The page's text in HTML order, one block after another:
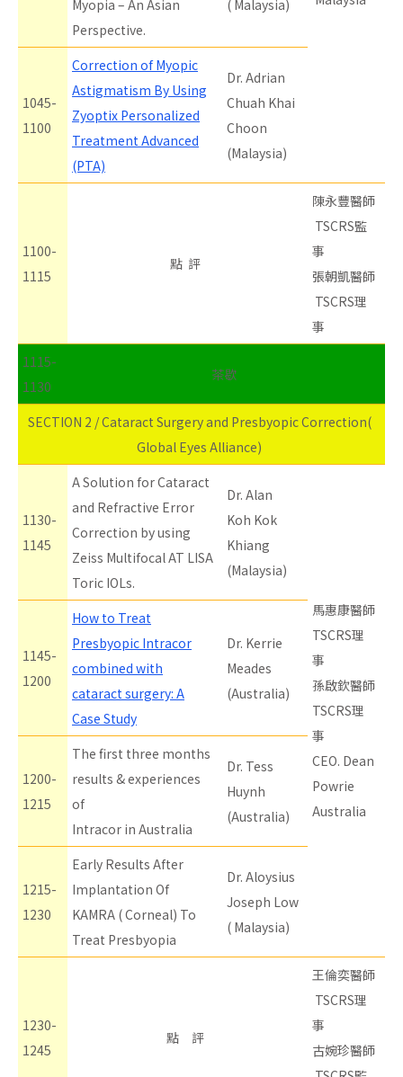
Myopia – An Asian
Perspective.
( Malaysia)
1045-
1100
Correction of Myopic
Astigmatism By Using
Zyoptix Personalized
Treatment Advanced
(PTA)
Dr. Adrian
Chuah Khai
Choon
(Malaysia)
1100-
1115
點 評
陳永豐醫師
TSCRS監
事
張朝凱醫師
TSCRS理
事
1115-
1130
茶歇
SECTION 2 / Cataract Surgery and Presbyopic Correction(
Global Eyes Alliance)
1130-
1145
A Solution for Cataract
and Refractive Error
Correction by using
Zeiss Multifocal AT LISA
Toric IOLs.
Dr. Alan
Koh Kok
Khiang
(Malaysia)
馬惠康醫師
TSCRS理
事
孫啟欽醫師
TSCRS理
事
CEO. Dean
Powrie
Australia
1145-
1200
How to Treat
Presbyopic Intracor
combined with
cataract surgery: A
Case Study
Dr. Kerrie
Meades
(Australia)
1200-
1215
The first three months
results & experiences
of
Intracor in Australia
Dr. Tess
Huynh
(Australia)
1215-
1230
Early Results After
Implantation Of
KAMRA ( Corneal) To
Treat Presbyopia
Dr. Aloysius
Joseph Low
( Malaysia)
1230-
1245
點 評
王倫奕醫師
TSCRS理
事
古婉珍醫師